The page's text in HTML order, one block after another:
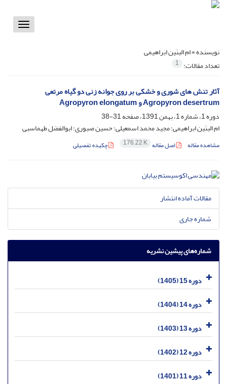
Toggle
نویسنده =ام البنَین ابراهیمی
تعداد مقالات: 1
آثار تنش های شوری و خشکی بر روی جوانه زنی دو گیاه مرتعی
Agropyron desertrum و Agropyron elongatum
دوره 1، شماره 1، بهمن 1391، صفحه
31-38
ام البنَین ابراهیمی؛ مجید محمد اسمعیلی؛ حسین صبوری؛ ابوالفضل طهماسبی
مشاهده مقاله اصل مقاله 176.22 K چکیده تفصیلی
مقالات آماده انتشار
شماره جاری
شماره‌های پیشین نشریه
دوره 15 (1405)
دوره 14 (1404)
دوره 13 (1403)
دوره 12 (1402)
دوره 11 (1401)